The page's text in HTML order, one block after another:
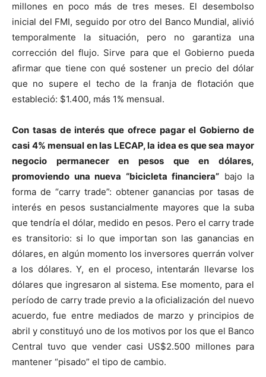
millones en poco más de tres meses. El desembolso
inicial del FMI, seguido por otro del Banco Mundial, alivió
temporalmente la situación, pero no garantiza una
corrección del flujo. Sirve para que el Gobierno pueda
afirmar que tiene con qué sostener un precio del dólar
que no supere el techo de la franja de flotación que
estableció: $1.400, más 1% mensual.
Con tasas de interés que ofrece pagar el Gobierno de
casi 4% mensual en las LECAP, la idea es que sea mayor
negocio permanecer en pesos que en dólares,
promoviendo una nueva “bicicleta financiera” bajo la
forma de “carry trade”: obtener ganancias por tasas de
interés en pesos sustancialmente mayores que la suba
que tendría el dólar, medido en pesos. Pero el carry trade
es transitorio: si lo que importan son las ganancias en
dólares, en algún momento los inversores querrán volver
a los dólares. Y, en el proceso, intentarán llevarse los
dólares que ingresaron al sistema. Ese momento, para el
período de carry trade previo a la oficialización del nuevo
acuerdo, fue entre mediados de marzo y principios de
abril y constituyó uno de los motivos por los que el Banco
Central tuvo que vender casi US$2.500 millones para
mantener “pisado” el tipo de cambio.